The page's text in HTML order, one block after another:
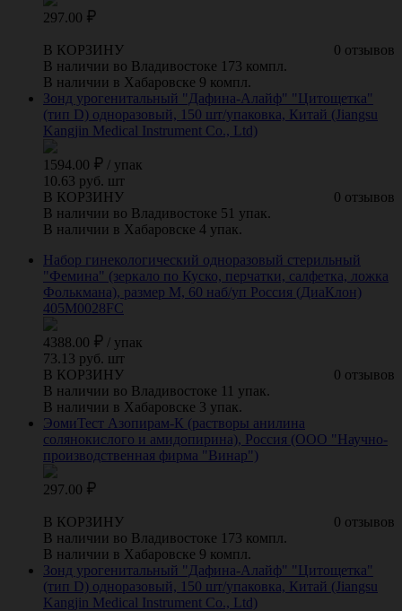
297.00
0 отзывов
В КОРЗИНУ
В наличии во Владивостоке 173 компл.
В наличии в Хабаровске 9 компл.
Зонд урогенитальный "Дафина-Алайф" "Цитощетка"
(тип D) одноразовый, 150 шт/упаковка, Китай (Jiangsu
Kangjin Medical Instrument Co., Ltd)
1594.00 / упак
10.63 руб. шт
0 отзывов
В КОРЗИНУ
В наличии во Владивостоке 51 упак.
В наличии в Хабаровске 4 упак.
Набор гинекологический одноразовый стерильный
"Фемина" (зеркало по Куско, перчатки, салфетка, ложка
Фолькмана), размер M, 60 наб/уп Россия (ДиаКлон)
405M0028FC
4388.00 / упак
73.13 руб. шт
0 отзывов
В КОРЗИНУ
В наличии во Владивостоке 11 упак.
В наличии в Хабаровске 3 упак.
ЭомиТест Азопирам-К (растворы анилина
солянокислого и амидопирина), Россия (ООО "Научно-
производственная фирма "Винар")
297.00
0 отзывов
В КОРЗИНУ
В наличии во Владивостоке 173 компл.
В наличии в Хабаровске 9 компл.
Зонд урогенитальный "Дафина-Алайф" "Цитощетка"
(тип D) одноразовый, 150 шт/упаковка, Китай (Jiangsu
Kangjin Medical Instrument Co., Ltd)